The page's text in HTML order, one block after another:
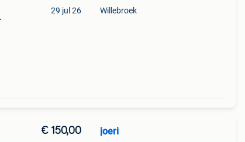
29 jul 26 Willebroek
€ 150,00 joeri